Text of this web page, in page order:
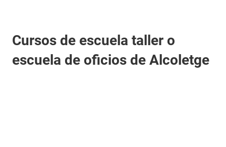
Cursos de escuela taller o
escuela de oficios de Alcoletge